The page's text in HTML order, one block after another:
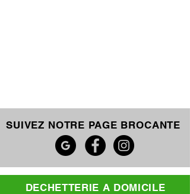
SUIVEZ NOTRE PAGE BROCANTE
DECHETTERIE A DOMICILE